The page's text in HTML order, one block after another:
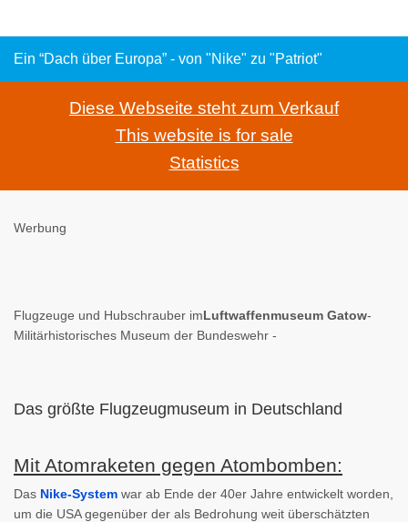
Ein “Dach über Europa” - von "Nike" zu "Patriot"
Diese Webseite steht zum Verkauf
This website is for sale
Statistics
Werbung
Flugzeuge und Hubschrauber imLuftwaffenmuseum Gatow-
Militärhistorisches Museum der Bundeswehr -
Das größte Flugzeugmuseum in Deutschland
Mit Atomraketen gegen Atombomben:
Das Nike-System war ab Ende der 40er Jahre entwickelt worden,
um die USA gegenüber der als Bedrohung weit überschätzten